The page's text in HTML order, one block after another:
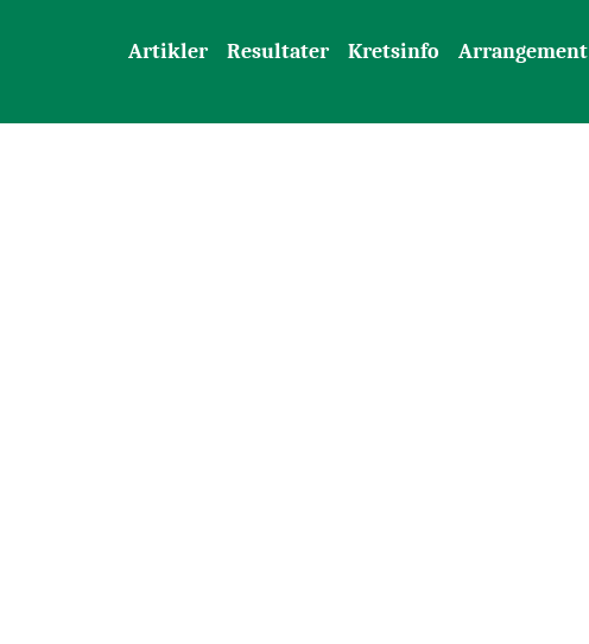
Artikler Resultater Kretsinfo Arrangement